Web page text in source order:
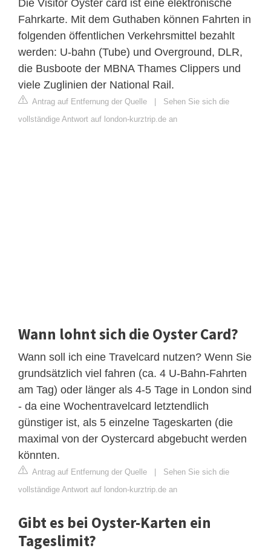
Die Visitor Oyster card ist eine elektronische
Fahrkarte. Mit dem Guthaben können Fahrten in
folgenden öffentlichen Verkehrsmittel bezahlt
werden: U-bahn (Tube) und Overground, DLR,
die Busboote der MBNA Thames Clippers und
viele Zuglinien der National Rail.
Antrag auf Entfernung der Quelle | Sehen Sie sich die
vollständige Antwort auf london-kurztrip.de an
Wann lohnt sich die Oyster Card?
Wann soll ich eine Travelcard nutzen? Wenn Sie
grundsätzlich viel fahren (ca. 4 U-Bahn-Fahrten
am Tag) oder länger als 4-5 Tage in London sind
- da eine Wochentravelcard letztendlich
günstiger ist, als 5 einzelne Tageskarten (die
maximal von der Oystercard abgebucht werden
könnten.
Antrag auf Entfernung der Quelle | Sehen Sie sich die
vollständige Antwort auf london-kurztrip.de an
Gibt es bei Oyster-Karten ein
Tageslimit?